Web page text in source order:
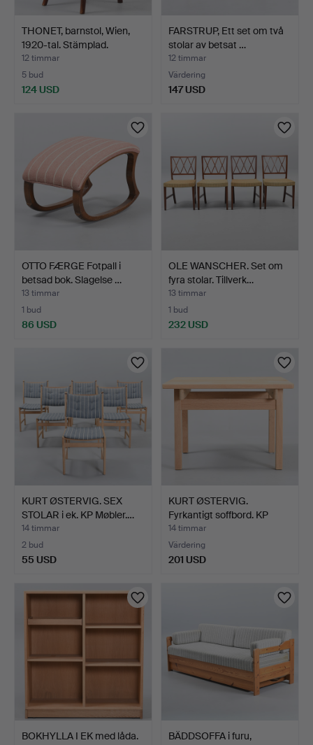
THONET, barnstol, Wien,
1920-tal. Stämplad.
12 timmar
5 bud
124 USD
FARSTRUP, Ett set om två
stolar av betsat …
12 timmar
Värdering
147 USD
OTTO FÆRGE Fotpall i
betsad bok. Slagelse …
13 timmar
1 bud
86 USD
OLE WANSCHER. Set om
fyra stolar. Tillverk…
13 timmar
1 bud
232 USD
KURT ØSTERVIG. SEX
STOLAR i ek. KP Møbler.…
14 timmar
2 bud
55 USD
KURT ØSTERVIG.
Fyrkantigt soffbord. KP
Møb…
14 timmar
Värdering
201 USD
BOKHYLLA I EK med låda.
BÄDDSOFFA i furu,